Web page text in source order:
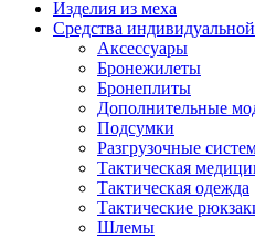
Изделия из меха
Средства
Аксессуары
Бронежилеты
Бронеплиты
Дополнительные
Подсумки
Разгрузочные
Тактическая
Тактическая одежда
Тактические
Шлемы